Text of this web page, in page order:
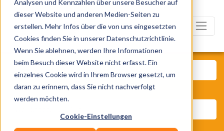
Analysen und Kennzahlen über unsere Besucher auf
dieser Website und anderen Medien-Seiten zu
erstellen. Mehr Infos über die von uns eingesetzten
Cookies finden Sie in unserer Datenschutzrichtlinie.
Wenn Sie ablehnen, werden Ihre Informationen
beim Besuch dieser Website nicht erfasst. Ein
einzelnes Cookie wird in Ihrem Browser gesetzt, um
daran zu erinnern, dass Sie nicht nachverfolgt
werden möchten.
Cookie-Einstellungen
Was? Künstler, Zelte, Bands,